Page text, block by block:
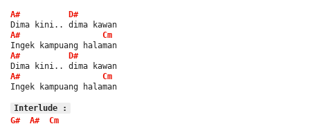
A#
D#
Dima kini.. dima kawan
A#
Cm
Ingek kampuang halaman
A#
D#
Dima kini.. dima kawan
A#
Cm
Ingek kampuang halaman
Interlude :
G#
A# Cm